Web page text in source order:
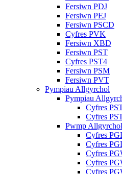
Fersiwn PDJ
Fersiwn PEJ
Fersiwn PSCD
Cyfres PVK
Fersiwn XBD
Fersiwn PST
Cyfres PST4
Fersiwn PSM
Fersiwn PVT
Pympiau Allgyrchol
Pympiau
Cyfres
Cyfres
Pwmp
Cyfres
Cyfres
Cyfres
Cyfres
Cyfres